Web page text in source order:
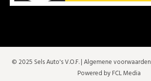
© 2025 Sels Auto's V.O.F. |Algemene voorwaarden
Powered by FCL Media